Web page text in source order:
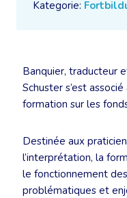
Kategorie:
Banquier, traducteur
Schuster s’est
formation sur les
Destinée aux
l’interprétation, la
le fonctionnement
problématiques et